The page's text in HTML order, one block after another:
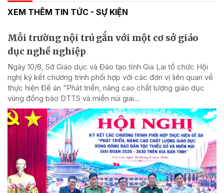
XEM THÊM TIN TỨC - SỰ KIỆN
Mỗi trường nội trú gắn với một cơ sở giáo
dục nghề nghiệp
Ngày 10/8, Sở Giáo dục và Đào tạo tỉnh Gia Lai tổ chức Hội
nghị ký kết chương trình phối hợp với các đơn vị liên quan về
thực hiện Đề án “Phát triển, nâng cao chất lượng giáo dục
vùng đồng bào DTTS và miền núi giai...